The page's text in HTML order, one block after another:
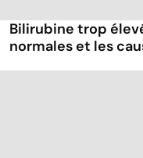
Bilirubine trop
normales et les